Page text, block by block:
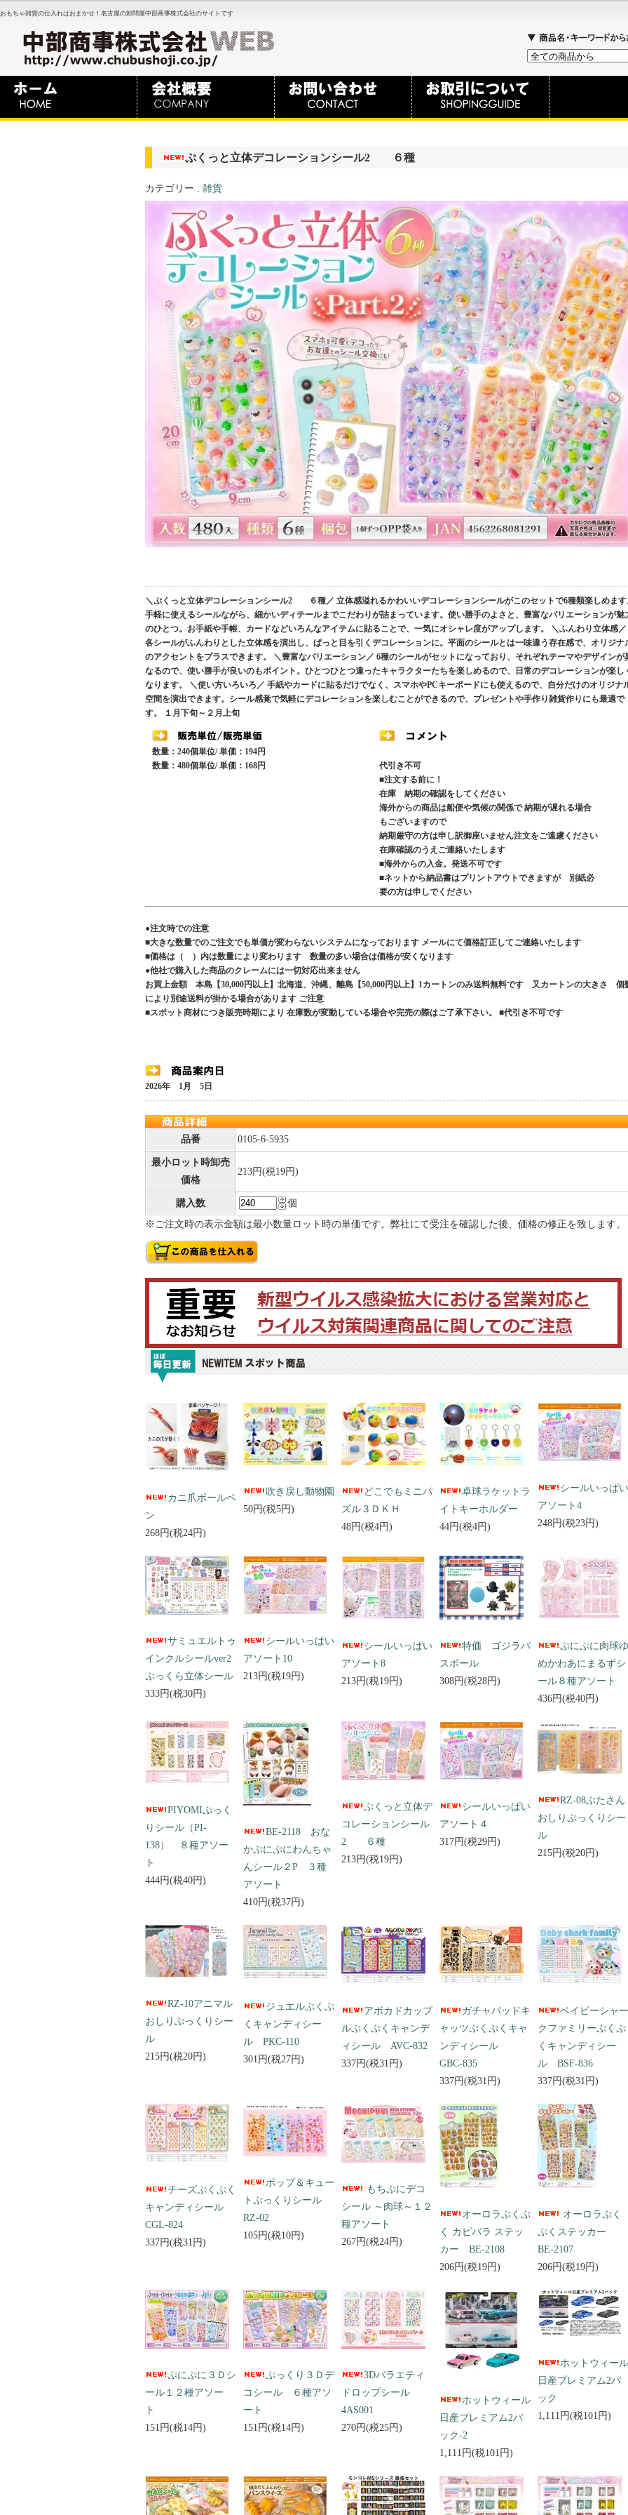
おもちゃ雑貨の仕入れはおまかせ！名古屋の卸問屋中部商事株式会社のサイトです
ぷくっと立体デコレーションシール2 ６種
カテゴリー : 雑貨
＼ぷくっと立体デコレーションシール2 ６種／ 立体感溢れるかわいいデコレーションシールがこのセットで6種類楽しめます
手軽に使えるシールながら、細かいディテールまでこだわりが詰まっています。使い勝手のよさと、豊富なバリエーションが魅
のひとつ。お手紙や手帳、カードなどいろんなアイテムに貼ることで、一気にオシャレ度がアップします。 ＼ふんわり立体感／
各シールがふんわりとした立体感を演出し、ぱっと目を引くデコレーションに。平面のシールとは一味違う存在感で、オリジナ
のアクセントをプラスできます。 ＼豊富なバリエーション／ 6種のシールがセットになっており、それぞれテーマやデザインが
なるので、使い勝手が良いのもポイント。ひとつひとつ違ったキャラクターたちを楽しめるので、日常のデコレーションが楽し
なります。 ＼使い方いろいろ／ 手紙やカードに貼るだけでなく、スマホやPCキーボードにも使えるので、自分だけのオリジナ
空間を演出できます。シール感覚で気軽にデコレーションを楽しむことができるので、プレゼントや手作り雑貨作りにも最適で
す。 １月下旬～２月上旬
数量：240個単位/ 単価：194円
数量：480個単位/ 単価：168円
代引き不可
■注文する前に！
在庫 納期の確認をしてください
海外からの商品は船便や気候の関係で 納期が遅れる場合
もございますので
納期厳守の方は申し訳御座いません注文をご遠慮ください
在庫確認のうえご連絡いたします
■海外からの入金。発送不可です
■ネットから納品書はプリントアウトできますが 別紙必
要の方は申しでください
●注文時での注意
■大きな数量でのご注文でも単価が変わらないシステムになっております メールにて価格訂正してご連絡いたします
■価格は（ ）内は数量により変わります 数量の多い場合は価格が安くなります
●他社で購入した商品のクレームには一切対応出来ません
お買上金額 本島【30,000円以上】北海道、沖縄、離島【50,000円以上】1カートンのみ送料無料です 又カートンの大きさ 個
により別途送料が掛かる場合があります ご注意
■スポット商材につき販売時期により 在庫数が変動している場合や完売の際はご了承下さい。 ■代引き不可です
2026年 1月 5日
品番 0105-6-5935
最小ロット時卸売
価格
213円(税19円)
購入数
個
※ご注文時の表示金額は最小数量ロット時の単価です。弊社にて受注を確認した後、価格の修正を致します。
カニ爪ボールペ
ン
268円(税24円)
吹き戻し動物園
50円(税5円)
どこでもミニパ
ズル３ＤＫＨ
48円(税4円)
卓球ラケットラ
イトキーホルダー
44円(税4円)
シールいっぱい
アソート4
248円(税23円)
サミュエルトゥ
インクルシールver2
ぷっくら立体シール
333円(税30円)
シールいっぱい
アソート10
213円(税19円)
シールいっぱい
アソート8
213円(税19円)
特価 ゴジラバ
スボール
308円(税28円)
ぷにぷに肉球ゆ
めかわあにまるずシ
ール８種アソート
436円(税40円)
PIYOMIぷっく
りシール（PI-
138） ８種アソー
ト
444円(税40円)
BE-2118 おな
かぷにぷにわんちゃ
んシール２P ３種
アソート
410円(税37円)
ぷくっと立体デ
コレーションシール
2 ６種
213円(税19円)
シールいっぱい
アソート４
317円(税29円)
RZ-08ぶたさん
おしりぷっくりシー
ル
215円(税20円)
RZ-10アニマル
おしりぷっくりシー
ル
215円(税20円)
ジュエルぷくぷ
くキャンディシー
ル PKC-110
301円(税27円)
アボカドカップ
ルぷくぷくキャンデ
ィシール AVC-832
337円(税31円)
ガチャバッドキ
ャッツぷくぷくキャ
ンディシール
GBC-835
337円(税31円)
ベイビーシャー
クファミリーぷくぷ
くキャンディシー
ル BSF-836
337円(税31円)
チーズぷくぷく
キャンディシール
CGL-824
337円(税31円)
ポップ＆キュー
トぷっくりシール
RZ-02
105円(税10円)
もちぷにデコ
シール ～肉球～１２
種アソート
267円(税24円)
オーロラぷくぷ
く カピバラ ステッ
カー BE-2108
206円(税19円)
オーロラぷく
ぷくステッカー
BE-2107
206円(税19円)
ぷにぷに３Ｄシ
ール１２種アソー
ト
151円(税14円)
ぷっくり３Ｄデ
コシール ６種アソ
ート
151円(税14円)
3Dバラエティ
ドロップシール
4AS001
270円(税25円)
ホットウィール
日産プレミアム2パ
ック-2
1,111円(税101円)
ホットウィール
日産プレミアム2パ
ック
1,111円(税101円)